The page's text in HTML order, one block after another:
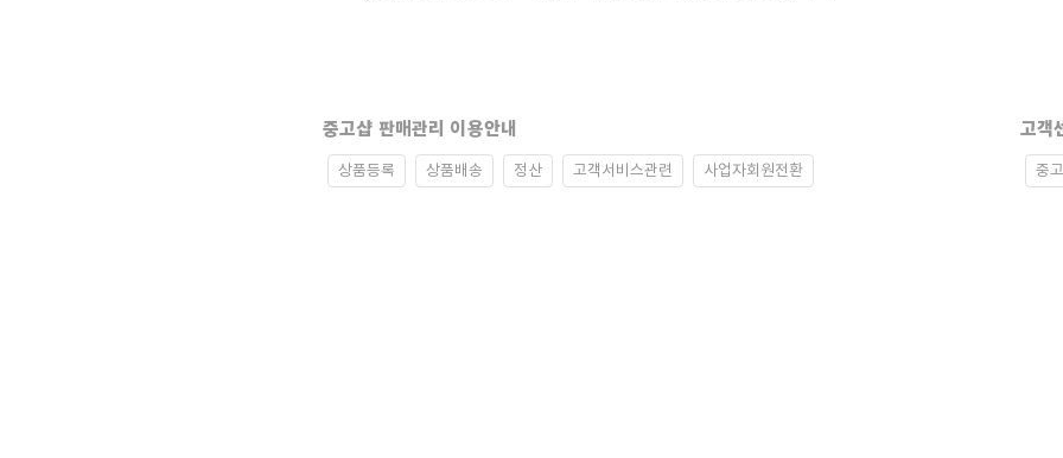
중고샵 판매관리 이용안내
상품등록 상품배송 정산 고객서비스관련 사업자회원전환
고객
중